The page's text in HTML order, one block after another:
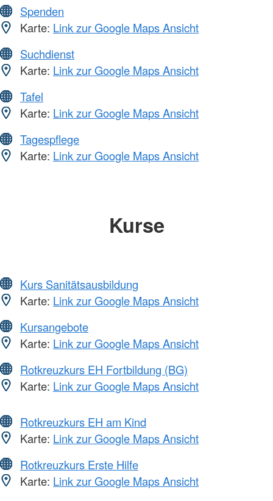
Spenden
Karte: Link zur Google Maps Ansicht
Suchdienst
Karte: Link zur Google Maps Ansicht
Tafel
Karte: Link zur Google Maps Ansicht
Tagespflege
Karte: Link zur Google Maps Ansicht
Kurse
Kurs Sanitätsausbildung
Karte: Link zur Google Maps Ansicht
Kursangebote
Karte: Link zur Google Maps Ansicht
Rotkreuzkurs EH Fortbildung (BG)
Karte: Link zur Google Maps Ansicht
Rotkreuzkurs EH am Kind
Karte: Link zur Google Maps Ansicht
Rotkreuzkurs Erste Hilfe
Karte: Link zur Google Maps Ansicht